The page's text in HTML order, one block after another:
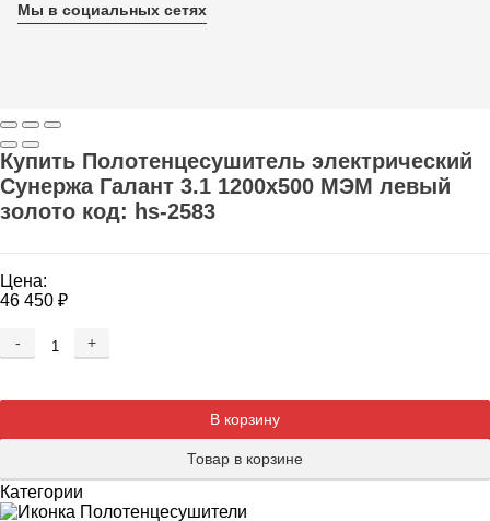
Мы в социальных сетях
Купить Полотенцесушитель электрический
Сунержа Галант 3.1 1200x500 МЭМ левый
золото код: hs-2583
Цена:
46 450 ₽
-
+
В корзину
Товар в корзине
Категории